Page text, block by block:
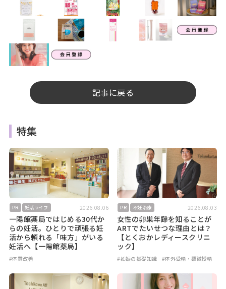
記事に戻る
特集
PR 妊活ライフ 2026.08.06
一陽館薬局ではじめる30代か
らの妊活。ひとりで頑張る妊
活から頼れる「味方」がいる
妊活へ【一陽館薬局】
#体質改善
PR 不妊治療 2026.08.03
女性の卵巣年齢を知ることが
ARTでたいせつな理由とは？
【とくおかレディースクリニ
ック】
#妊娠の基礎知識 #体外受精・顕微授精